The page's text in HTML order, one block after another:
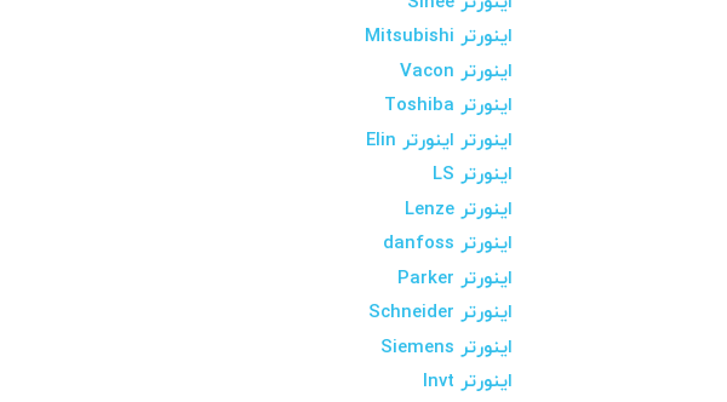
اینورتر Mitsubishi
اینورتر Vacon
اینورتر Toshiba
اینورتر اینورتر Elin
اینورتر LS
اینورتر Lenze
اینورتر danfoss
اینورتر Parker
اینورتر Schneider
اینورتر Siemens
اینورتر Invt